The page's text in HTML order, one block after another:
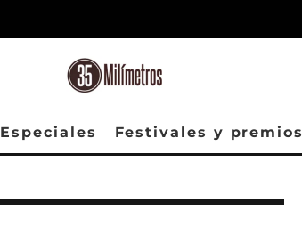
Especiales Festivales y premios